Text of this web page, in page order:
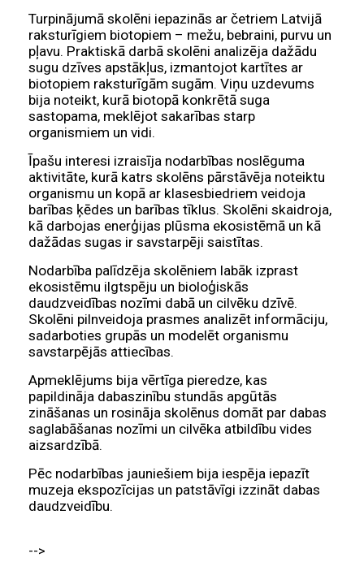
Turpinājumā skolēni iepazinās ar četriem Latvijā
raksturīgiem biotopiem – mežu, bebraini, purvu un
pļavu. Praktiskā darbā skolēni analizēja dažādu
sugu dzīves apstākļus, izmantojot kartītes ar
biotopiem raksturīgām sugām. Viņu uzdevums
bija noteikt, kurā biotopā konkrētā suga
sastopama, meklējot sakarības starp
organismiem un vidi.
Īpašu interesi izraisīja nodarbības noslēguma
aktivitāte, kurā katrs skolēns pārstāvēja noteiktu
organismu un kopā ar klasesbiedriem veidoja
barības ķēdes un barības tīklus. Skolēni skaidroja,
kā darbojas enerģijas plūsma ekosistēmā un kā
dažādas sugas ir savstarpēji saistītas.
Nodarbība palīdzēja skolēniem labāk izprast
ekosistēmu ilgtspēju un bioloģiskās
daudzveidības nozīmi dabā un cilvēku dzīvē.
Skolēni pilnveidoja prasmes analizēt informāciju,
sadarboties grupās un modelēt organismu
savstarpējās attiecības.
Apmeklējums bija vērtīga pieredze, kas
papildināja dabaszinību stundās apgūtās
zināšanas un rosināja skolēnus domāt par dabas
saglabāšanas nozīmi un cilvēka atbildību vides
aizsardzībā.
Pēc nodarbības jauniešiem bija iespēja iepazīt
muzeja ekspozīcijas un patstāvīgi izzināt dabas
daudzveidību.
-->